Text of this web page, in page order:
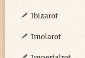
Ibizarot
Imolarot